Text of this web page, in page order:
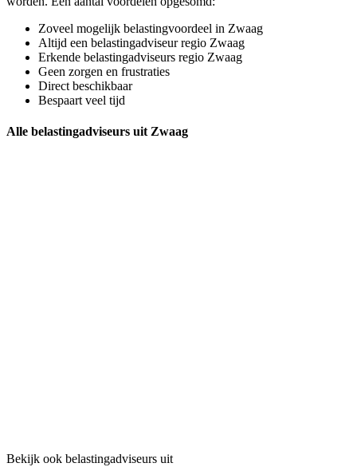
Zoveel mogelijk belastingvoordeel in Zwaag
Altijd een belastingadviseur regio Zwaag
Erkende belastingadviseurs regio Zwaag
Geen zorgen en frustraties
Direct beschikbaar
Bespaart veel tijd
Alle belastingadviseurs uit Zwaag
Bekijk ook belastingadviseurs uit